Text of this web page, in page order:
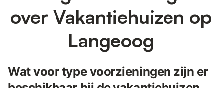
over Vakantiehuizen op
Langeoog
Wat voor type voorzieningen zijn er